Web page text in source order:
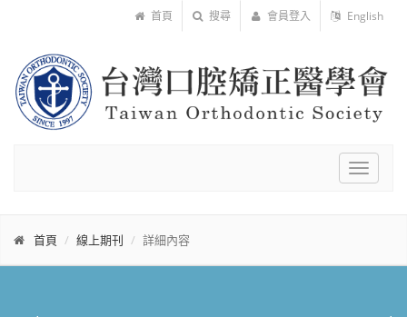
首頁 搜尋 會員登入 English
Toggle
首頁 線上期刊 詳細內容